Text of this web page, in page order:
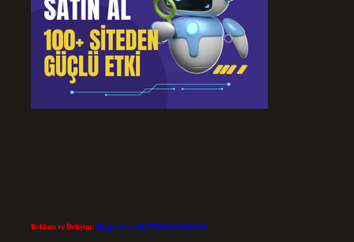
Reklam ve İletişim:Skype: live:.cid.575569c608265c69